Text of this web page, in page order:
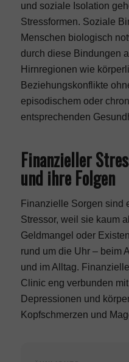
und soziale Isolation
Stressformen. Soziale
Menschen biologisch
durch diese Bindungen
Hirnregionen wie
Beziehungskonflikte
episodischem oder
entsprechenden
Finanzieller
und ihre Folgen
Finanzielle Sorgen sind
Stressor, weil sie kaum
Geldmangel oder
rund um die Uhr – beim
und im Alltag.
Clinic eng verbunden
Depressionen und
Kopfschmerzen und